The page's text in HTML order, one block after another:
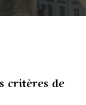
critères de